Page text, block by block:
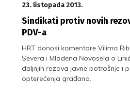
23. listopada 2013.
Sindikati protiv novih
PDV-a
HRT donosi komentare Vilima
Severa i Mladena Novosela o
daljnjih rezova javne potrošnje i
opterećenja građana.